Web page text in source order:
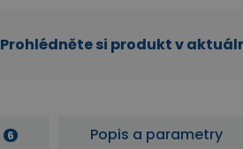
Prohlédněte si produkt v
6 Popis a parametry